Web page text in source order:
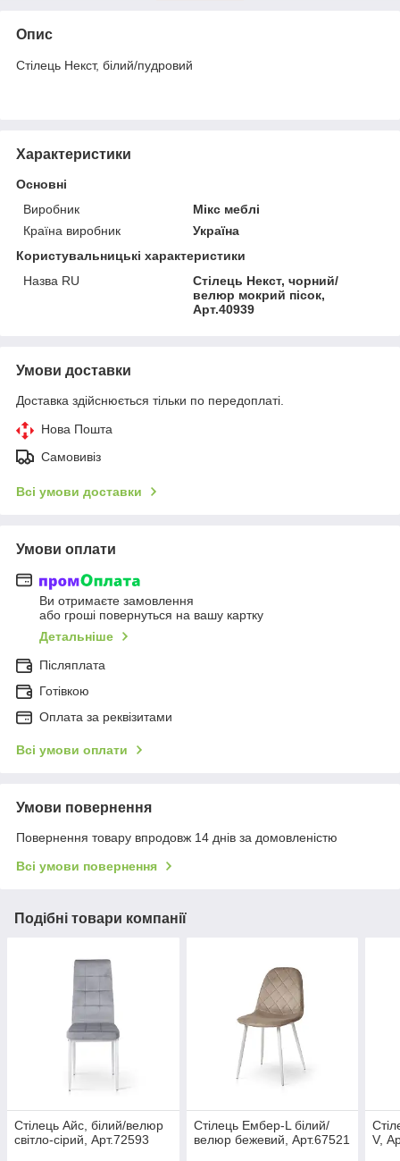
Опис
Стілець Некст, білий/пудровий
Характеристики
Основні
Виробник
Мікс меблі
Країна виробник
Україна
Користувальницькі характеристики
Назва RU
Стілець Некст, чорний/
велюр мокрий пісок,
Арт.40939
Умови доставки
Доставка здійснюється тільки по передоплаті.
Нова Пошта
Самовивіз
Всі умови доставки
Умови оплати
Ви отримаєте замовлення
або гроші повернуться на вашу картку
Детальніше
Післяплата
Готівкою
Оплата за реквізитами
Всі умови оплати
Умови повернення
Повернення товару впродовж 14 днів за домовленістю
Всі умови повернення
Подібні товари компанії
Стілець Айс, білий/велюр
світло-сірий, Арт.72593
Стілець Ембер-L білий/
велюр бежевий, Арт.67521
V,